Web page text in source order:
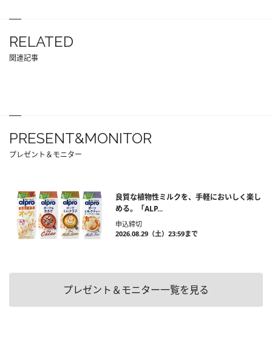
RELATED
関連記事
PRESENT&MONITOR
プレゼント＆モニター
良質な植物性ミルクを、手軽においしく楽し
める。「ALP...
申込締切
2026.08.29（土）23:59まで
プレゼント＆モニター一覧を見る